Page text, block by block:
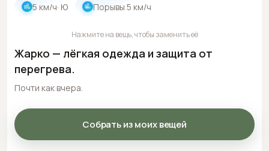
5 км/ч· Ю Порывы 5 км/ч
Жарко — лёгкая одежда и защита от
перегрева.
Почти как вчера.
Собрать из моих вещей
Нажмите на вещь, чтобы заменить её